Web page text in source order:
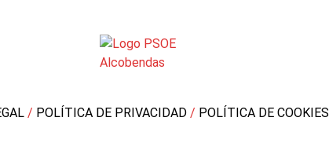
/ POLÍTICA DE PRIVACIDAD / POLÍTICA DE COOKIES